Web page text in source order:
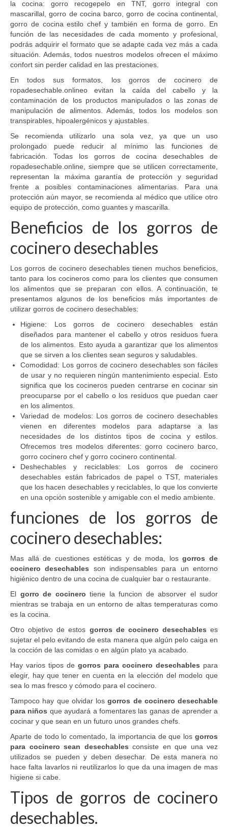
la cocina: gorro recogepelo en TNT, gorro integral con
mascarillal, gorro de cocina barco, gorro de cocina continental,
gorro de cocina estilo chef y también en forma de gorro. En
función de las necesidades de cada momento y profesional,
podrás adquirir el formato que se adapte cada vez más a cada
situación. Además, todos nuestros modelos ofrecen el máximo
confort sin perder calidad en las prestaciones.
En todos sus formatos, los gorros de cocinero de
ropadesechable.onlineo evitan la caída del cabello y la
contaminación de los productos manipulados o las zonas de
manipulación de alimentos. Además, todos los modelos son
transpirables, hipoalergénicos y ajustables.
Se recomienda utilizarlo una sola vez, ya que un uso
prolongado puede reducir al mínimo las funciones de
fabricación. Todas los gorros de cocina desechables de
ropadesechable.online, siempre que se utilicen correctamente,
representan la máxima garantía de protección y seguridad
frente a posibles contaminaciones alimentarias. Para una
protección aún mayor, se recomienda al médico que utilice otro
equipo de protección, como guantes y mascarilla.
Beneficios de los gorros de
cocinero desechables
Los gorros de cocinero desechables tienen muchos beneficios,
tanto para los cocineros como para los clientes que consumen
los alimentos que se preparan con ellos. A continuación, te
presentamos algunos de los beneficios más importantes de
utilizar gorros de cocinero desechables:
Higiene: Los gorros de cocinero desechables están
diseñados para mantener el cabello y otros residuos fuera
de los alimentos. Esto ayuda a garantizar que los alimentos
que se sirven a los clientes sean seguros y saludables.
Comodidad: Los gorros de cocinero desechables son fáciles
de usar y no requieren ningún mantenimiento especial. Esto
significa que los cocineros pueden centrarse en cocinar sin
preocuparse por el cabello o los residuos que puedan caer
en los alimentos.
Variedad de modelos: Los gorros de cocinero desechables
vienen en diferentes modelos para adaptarse a las
necesidades de los distintos tipos de cocina y estilos.
Ofrecemos tres modelos diferentes: gorro cocinero barco,
gorro cocinero chef y gorro cocinero continental.
Deshechables y reciclables: Los gorros de cocinero
desechables están fabricados de papel o TST, materiales
que los hacen desechables y reciclables, lo que los convierte
en una opción sostenible y amigable con el medio ambiente.
funciones de los gorros de
cocinero desechables:
Mas allá de cuestiones estéticas y de moda, losgorros de
cocinero desechables son indispensables para un entorno
higiénico dentro de una cocina de cualquier bar o restaurante.
El gorro de cocinero tiene la funcion de absorver el sudor
mientras se trabaja en un entorno de altas temperaturas como
es la cocina.
Otro objetivo de estos gorros de cocinero desechables es
sujetar el pelo evitando de esta manera que algún pelo caiga en
la cocción de las comidas o en algún plato ya acabado.
Hay varios tipos de gorros para cocinero desechables para
elegir, hay que tener en cuenta en la elección del modelo que
sea lo mas fresco y cómodo para el cocinero.
Tampoco hay que olvidar losgorros de cocinero desechable
para niños que ayudará a fomentares las ganas de aprender a
cocinar y que sean en un futuro unos grandes chefs.
Aparte de todo lo comentado, la importancia de que los gorros
para cocinero sean desechables consiste en que una vez
utilizados se pueden y deben desechar. De esta manera no
hace falta lavarlos ni reutilizarlos lo que da una imagen de mas
higiene si cabe.
Tipos de gorros de cocinero
desechables.